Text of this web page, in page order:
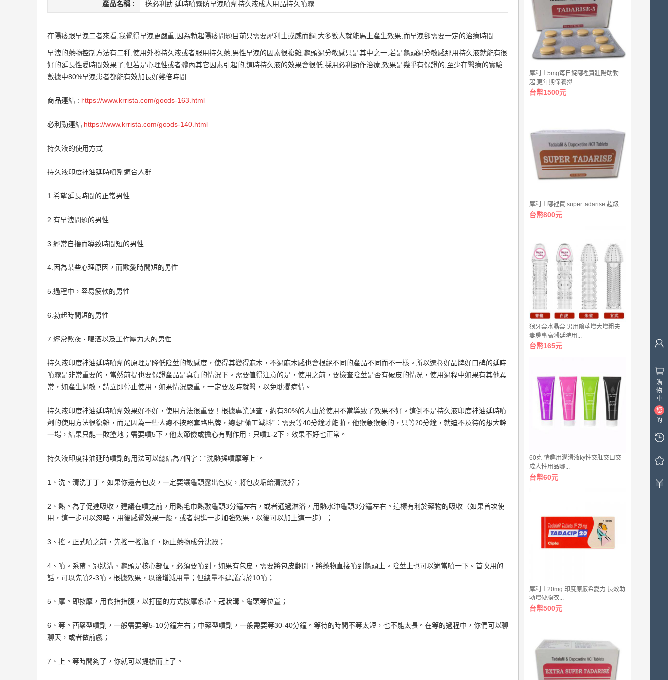
產品名稱 : 送必利勁 延時噴霧防早洩噴劑持久液成人用品持久噴霧
在陽痿跟早洩二者來看,我覺得早洩更嚴重,因為勃起陽痿問題目前只需要犀利士或威而鋼,大多數人就能馬上產生效果,而早洩卻需要一定的治療時間
早洩的藥物控制方法有二種,使用外擦持久液或者服用持久藥,男性早洩的因素很複雜,龜頭過分敏感只是其中之一,若是龜頭過分敏感那用持久液就能有很
好的延長性愛時間效果了,但若是心理性或者體內其它因素引起的,這時持久液的效果會很低,採用必利勁作治療,效果是幾乎有保證的,至少在醫療的實驗
數據中80%早洩患者都能有效加長好幾倍時間
商品連結 : https://www.krrista.com/goods-163.html
必利勁連結 https://www.krrista.com/goods-140.html
持久液的使用方式
持久液印度神油延時噴劑適合人群
1.希望延長時間的正常男性
2.有早洩問題的男性
3.經常自擼而導致時間短的男性
4.因為某些心理原因，而歡愛時間短的男性
5.過程中，容易疲軟的男性
6.勃起時間短的男性
7.經常熬夜、喝酒以及工作壓力大的男性
持久液印度神油延時噴劑的原理是降低陰莖的敏感度，使得其變得麻木，不過麻木感也會根絕不同的產品不同而不一樣。所以選擇好品牌好口碑的延時
噴霧是非常重要的，當然前提也要保證產品是真貨的情況下。需要值得注意的是，使用之前，要檢查陰莖是否有破皮的情況，使用過程中如果有其他異
常，如產生過敏，請立即停止使用，如果情況嚴重，一定要及時就醫，以免耽擱病情。
持久液印度神油延時噴劑效果好不好，使用方法很重要！根據專業調查，約有30%的人由於使用不當導致了效果不好。這倒不是持久液印度神油延時噴
劑的使用方法很復雜，而是因為一些人總不按照套路出牌，總想“偷工減料”：需要等40分鐘才能啪，他猴急猴急的，只等20分鐘，就迫不及待的想大幹
一場，結果只能一敗塗地；需要噴5下，他太節儉或擔心有副作用，只噴1-2下，效果不好也正常。
持久液印度神油延時噴劑的用法可以總結為7個字：“洗熱搖噴摩等上”。
1、洗。清洗丁丁。如果你還有包皮，一定要讓龜頭露出包皮，將包皮垢給清洗掉；
2、熱。為了促進吸收，建議在噴之前，用熱毛巾熱敷龜頭3分鐘左右，或者通過淋浴，用熱水沖龜頭3分鐘左右。這樣有利於藥物的吸收（如果首次使
用，這一步可以忽略，用後感覺效果一般，或者想進一步加強效果，以後可以加上這一步）；
3、搖。正式噴之前，先搖一搖瓶子，防止藥物成分沈澱；
4、噴。系帶、冠狀溝、龜頭是核心部位，必須要噴到，如果有包皮，需要將包皮翻開，將藥物直接噴到龜頭上。陰莖上也可以適當噴一下。首次用的
話，可以先噴2-3噴。根據效果，以後增減用量；但總量不建議高於10噴；
5、摩。即按摩，用食指指腹，以打圈的方式按摩系帶、冠狀溝、龜頭等位置；
6、等。西藥型噴劑，一般需要等5-10分鐘左右；中藥型噴劑，一般需要等30-40分鐘。等待的時間不等太短，也不能太長。在等的過程中，你們可以聊
聊天，或者做前戲；
7、上。等時間夠了，你就可以提槍而上了。
犀利士5mg每日錠哪裡買壯陽助勃
起,更年期保養攝...
台幣1500元
犀利士哪裡買 super tadarise 超級...
台幣800元
狼牙套水晶套 男用陰莖增大增粗夫
妻房事高潮延時用...
台幣165元
60克 情趣用潤滑液ky性交肛交口交
成人性用品哪...
台幣60元
犀利士20mg 印度原廠希愛力 長效助
勃增硬膜衣...
台幣500元
購
物
車
您
的
物
中
0
件